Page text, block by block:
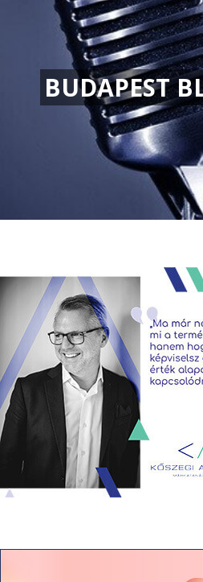
BUDAPEST